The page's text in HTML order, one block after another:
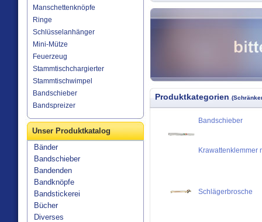
Manschettenknöpfe
Ringe
Schlüsselanhänger
Mini-Mütze
Feuerzeug
Stammtischchargierter
Stammtischwimpel
Bandschieber
Bandspreizer
Unser Produktkatalog
Bänder
Bandschieber
Bandenden
Bandknöpfe
Bandstickerei
Bücher
Diverses
Produktkategorien
Bandschieber
Krawattenklemmer
Schlägerbrosche